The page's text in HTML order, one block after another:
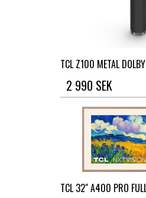
TCL Z100 METAL
2 990 SEK
TCL 32" A400 PRO